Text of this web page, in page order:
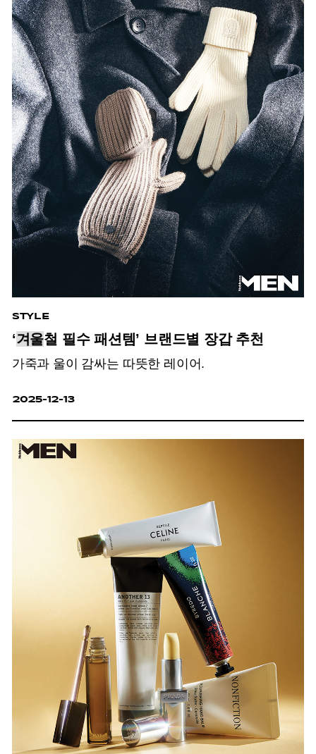
STYLE
‘겨울철 필수 패션템’ 브랜드별 장갑 추천
가죽과 울이 감싸는 따뜻한 레이어.
2025-12-13